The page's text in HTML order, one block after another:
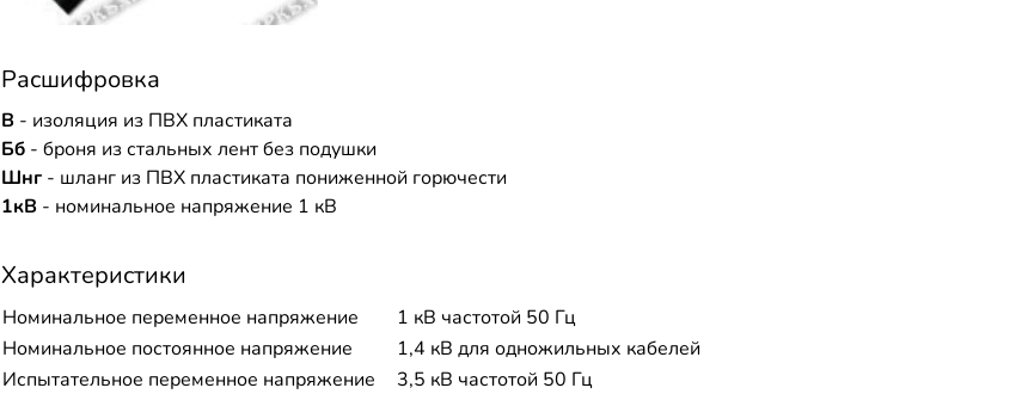
Расшифровка
В - изоляция из ПВХ пластиката
Бб - броня из стальных лент без подушки
Шнг - шланг из ПВХ пластиката пониженной горючести
1кВ - номинальное напряжение 1 кВ
Характеристики
Номинальное переменное напряжение
1 кВ частотой 50 Гц
Номинальное постоянное напряжение
1,4 кВ для одножильных кабелей
Испытательное переменное напряжение
3,5 кВ частотой 50 Гц